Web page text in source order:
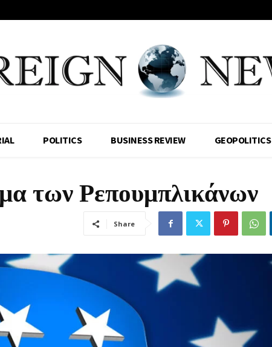
POLITICS BUSINESS REVIEW GEOPOLITICS
των Ρεπουμπλικάνων
Share